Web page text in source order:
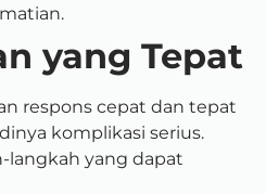
yang Tepat
respons cepat dan tepat
komplikasi serius.
langkah yang dapat